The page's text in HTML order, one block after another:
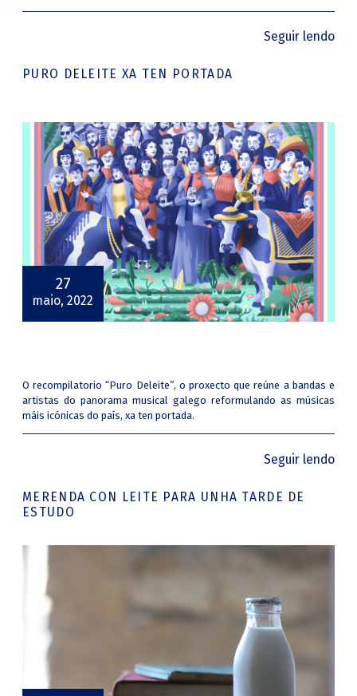
Seguir lendo
PURO DELEITE XA TEN PORTADA
27
maio, 2022
O recompilatorio “Puro Deleite”, o proxecto que reúne a bandas e
artistas do panorama musical galego reformulando as músicas
máis icónicas do país, xa ten portada.
Seguir lendo
MERENDA CON LEITE PARA UNHA TARDE DE
ESTUDO